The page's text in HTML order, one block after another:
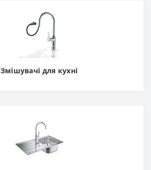
Змішувачі для кухні